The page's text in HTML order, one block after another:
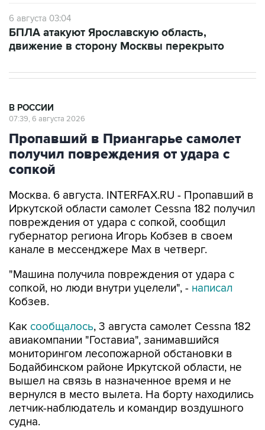
6 августа 03:04
БПЛА атакуют Ярославскую область,
движение в сторону Москвы перекрыто
В РОССИИ
07:39, 6 августа 2026
Пропавший в Приангарье самолет
получил повреждения от удара с
сопкой
Москва. 6 августа. INTERFAX.RU - Пропавший в
Иркутской области самолет Cessna 182 получил
повреждения от удара с сопкой, сообщил
губернатор региона Игорь Кобзев в своем
канале в мессенджере Мах в четверг.
"Машина получила повреждения от удара с
сопкой, но люди внутри уцелели", - написал
Кобзев.
Как сообщалось, 3 августа самолет Cessna 182
авиакомпании "Гоставиа", занимавшийся
мониторингом лесопожарной обстановки в
Бодайбинском районе Иркутской области, не
вышел на связь в назначенное время и не
вернулся в место вылета. На борту находились
летчик-наблюдатель и командир воздушного
судна.